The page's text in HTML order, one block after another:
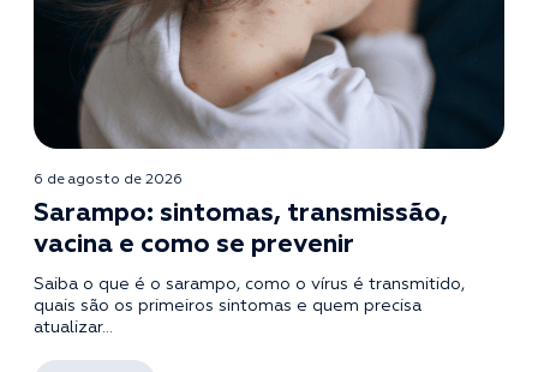
6 de agosto de 2026
Sarampo: sintomas, transmissão,
vacina e como se prevenir
Saiba o que é o sarampo, como o vírus é transmitido,
quais são os primeiros sintomas e quem precisa
atualizar...